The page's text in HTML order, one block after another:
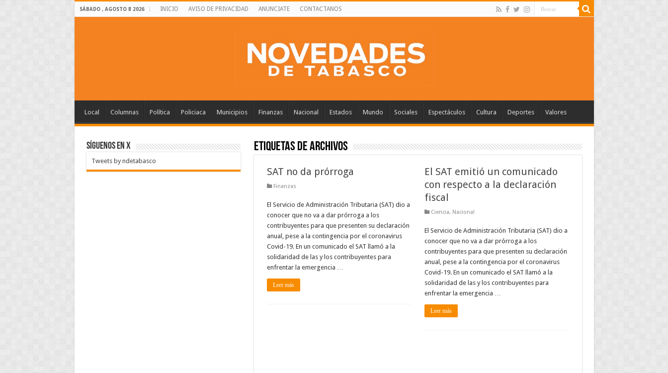
SÁBADO , AGOSTO 8 2026 INICIO AVISO DE PRIVACIDAD ANUNCIATE CONTACTANOS
Local Columnas Política Policiaca Municipios Finanzas Nacional Estados Mundo Sociales Espectáculos Cultura Deportes Valores
Etiquetas de Archivos
SAT no da prórroga
Finanzas
El Servicio de Administración Tributaria (SAT) dio a
conocer que no va a dar prórroga a los
contribuyentes para que presenten su declaración
anual, pese a la contingencia por el coronavirus
Covid-19. En un comunicado el SAT llamó a la
solidaridad de las y los contribuyentes para
enfrentar la emergencia …
Leer más
El SAT emitió un comunicado
con respecto a la declaración
fiscal
Ciencia, Nacional
El Servicio de Administración Tributaria (SAT) dio a
conocer que no va a dar prórroga a los
contribuyentes para que presenten su declaración
anual, pese a la contingencia por el coronavirus
Covid-19. En un comunicado el SAT llamó a la
solidaridad de las y los contribuyentes para
enfrentar la emergencia …
Leer más
SÍGUENOS EN X
Tweets by ndetabasco